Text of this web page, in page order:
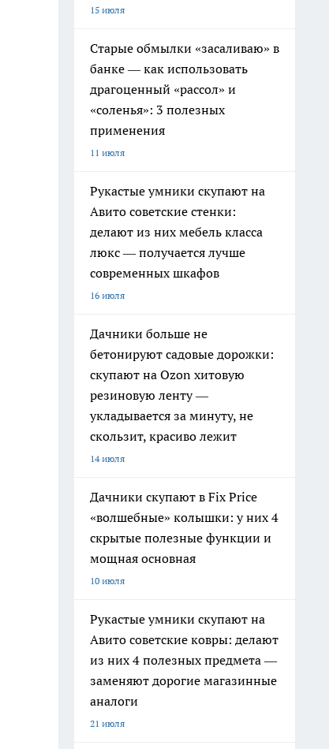
15 июля
Старые обмылки «засаливаю» в
банке — как использовать
драгоценный «рассол» и
«соленья»: 3 полезных
применения
11 июля
Рукастые умники скупают на
Авито советские стенки:
делают из них мебель класса
люкс — получается лучше
современных шкафов
16 июля
Дачники больше не
бетонируют садовые дорожки:
скупают на Ozon хитовую
резиновую ленту —
укладывается за минуту, не
скользит, красиво лежит
14 июля
Дачники скупают в Fix Price
«волшебные» колышки: у них 4
скрытые полезные функции и
мощная основная
10 июля
Рукастые умники скупают на
Авито советские ковры: делают
из них 4 полезных предмета —
заменяют дорогие магазинные
аналоги
21 июля